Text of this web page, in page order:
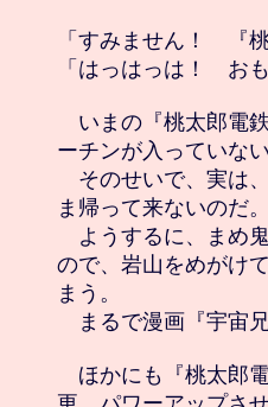
「すみません！　『
「はっはっは！　お
いまの『桃太郎電
ーチンが入っていな
そのせいで、実は
ま帰って来ないのだ。
ようするに、まめ
ので、岩山をめがけ
まう。
まるで漫画『宇宙
ほかにも『桃太郎